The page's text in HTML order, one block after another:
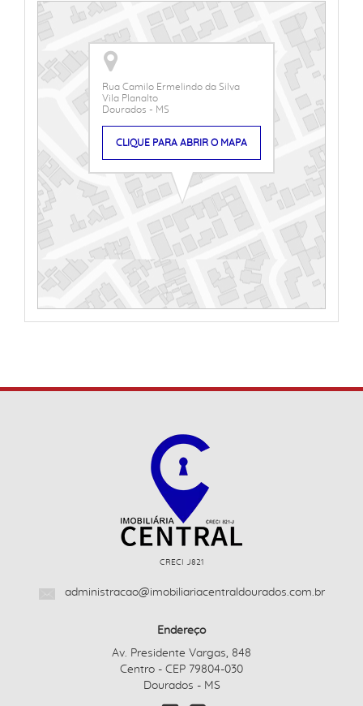
Rua Camilo Ermelindo da Silva
Vila Planalto
Dourados - MS
CLIQUE PARA ABRIR O MAPA
CRECI J821
administracao@imobiliariacentraldourados.com.br
Endereço
Av. Presidente Vargas, 848
Centro - CEP 79804-030
Dourados - MS